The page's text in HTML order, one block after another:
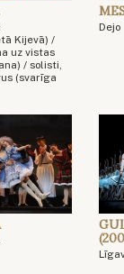
Kijevā) /
uz vistas
/ solisti,
(svarīga
Dejo